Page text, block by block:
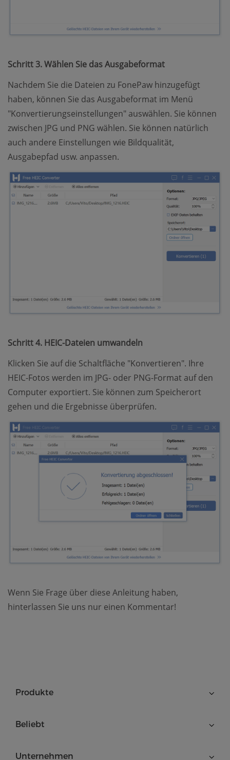
Schritt 3. Wählen Sie das Ausgabeformat
Nachdem Sie die Dateien zu FonePaw hinzugefügt
haben, können Sie das Ausgabeformat im Menü
"Konvertierungseinstellungen" auswählen. Sie können
zwischen JPG und PNG wählen. Sie können natürlich
auch andere Einstellungen wie Bildqualität,
Ausgabepfad usw. anpassen.
Schritt 4. HEIC-Dateien umwandeln
Klicken Sie auf die Schaltfläche "Konvertieren". Ihre
HEIC-Fotos werden im JPG- oder PNG-Format auf den
Computer exportiert. Sie können zum Speicherort
gehen und die Ergebnisse überprüfen.
Wenn Sie Frage über diese Anleitung haben,
hinterlassen Sie uns nur einen Kommentar!
Produkte
Beliebt
Unternehmen